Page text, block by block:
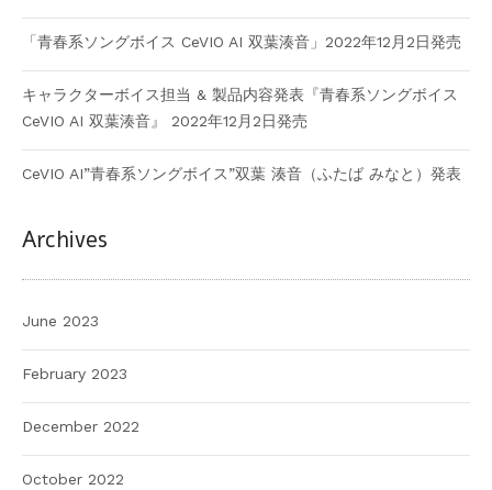
「青春系ソングボイス CeVIO AI 双葉湊音」2022年12月2日発売
キャラクターボイス担当 & 製品内容発表『青春系ソングボイス
CeVIO AI 双葉湊音』 2022年12月2日発売
CeVIO AI”青春系ソングボイス”双葉 湊音（ふたば みなと）発表
Archives
June 2023
February 2023
December 2022
October 2022